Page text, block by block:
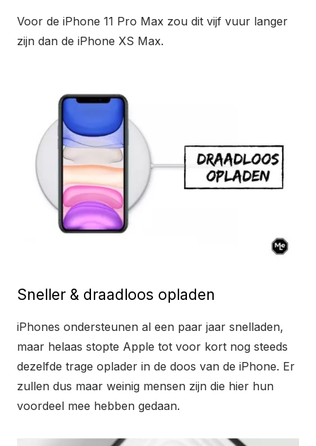
Voor de iPhone 11 Pro Max zou dit vijf vuur langer
zijn dan de iPhone XS Max.
Sneller & draadloos opladen
iPhones ondersteunen al een paar jaar snelladen,
maar helaas stopte Apple tot voor kort nog steeds
dezelfde trage oplader in de doos van de iPhone. Er
zullen dus maar weinig mensen zijn die hier hun
voordeel mee hebben gedaan.